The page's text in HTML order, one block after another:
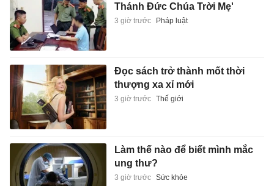
Thánh Đức Chúa Trời Mẹ'
3 giờ trước Pháp luật
Đọc sách trở thành mốt thời
thượng xa xỉ mới
3 giờ trước Thế giới
Làm thế nào để biết mình mắc
ung thư?
3 giờ trước Sức khỏe